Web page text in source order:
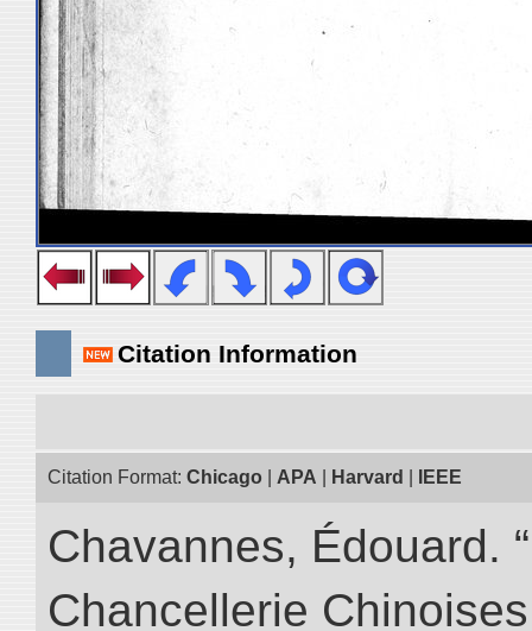
Citation Information
Citation Format: Chicago APA Harvard IEEE
Chavannes, Édouard.
Chancellerie